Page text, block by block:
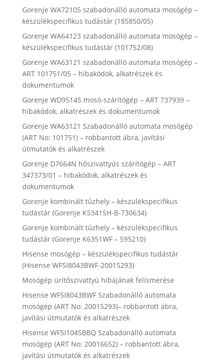
Gorenje WA72105 szabadonálló automata mosógép –
készülékspecifikus tudástár (185850/05)
Gorenje WA64123 szabadonálló automata mosógép –
készülékspecifikus tudástár (101752/08)
Gorenje WA63121 szabadonálló automata mosógép –
ART 101751/05 – hibakódok, alkatrészek és
dokumentumok
Gorenje WD9514S mosó-szárítógép – ART 737939 –
hibakódok, alkatrészek és dokumentumok
Gorenje WA63121 Szabadonálló automata mosógép
(ART No: 101751) – robbantott ábra, javítási
útmutatók és alkatrészek
Gorenje D7664N hőszivattyús szárítógép – ART
347373/01 – hibakódok, alkatrészek és
dokumentumok
Gorenje kombinált tűzhely – készülékspecifikus
tudástár (Gorenje K5341SH-B-730634)
Gorenje kombinált tűzhely – készülékspecifikus
tudástár (Gorenje K6351WF – 595210)
Hisense mosógép – készülékspecifikus tudástár
(Hisense WF5I8043BWF-20015293)
Mosógép ürítőszivattyú hibájának felismerése
Hisense WF5I8043BWF Szabadonálló automata
mosógép (ART No: 20015293)– robbantott ábra,
javítási útmutatók és alkatrészek
Hisense WF5I1045BBQ Szabadonálló automata
mosógép (ART No: 20016652) – robbantott ábra,
javítási útmutatók és alkatrészek